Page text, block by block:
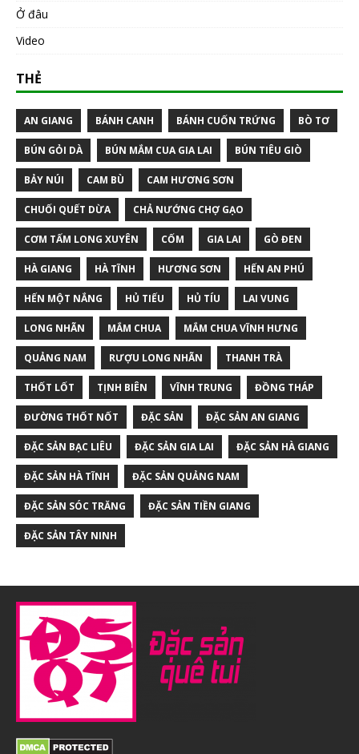
Ở đâu
Video
THẺ
AN GIANG BÁNH CANH BÁNH CUỐN TRỨNG BÒ TƠ
BÚN GỎI DÀ BÚN MẮM CUA GIA LAI BÚN TIÊU GIÒ
BẢY NÚI CAM BÙ CAM HƯƠNG SƠN
CHUỐI QUẾT DỪA CHẢ NƯỚNG CHỢ GẠO
CƠM TẤM LONG XUYÊN CỐM GIA LAI GÒ ĐEN
HÀ GIANG HÀ TĨNH HƯƠNG SƠN HẾN AN PHÚ
HẾN MỘT NẮNG HỦ TIẾU HỦ TÍU LAI VUNG
LONG NHÃN MẮM CHUA MẮM CHUA VĨNH HƯNG
QUẢNG NAM RƯỢU LONG NHÃN THANH TRÀ
THỐT LỐT TỊNH BIÊN VĨNH TRUNG ĐỒNG THÁP
ĐƯỜNG THỐT NỐT ĐẶC SẢN ĐẶC SẢN AN GIANG
ĐẶC SẢN BẠC LIÊU ĐẶC SẢN GIA LAI ĐẶC SẢN HÀ GIANG
ĐẶC SẢN HÀ TĨNH ĐẶC SẢN QUẢNG NAM
ĐẶC SẢN SÓC TRĂNG ĐẶC SẢN TIỀN GIANG
ĐẶC SẢN TÂY NINH